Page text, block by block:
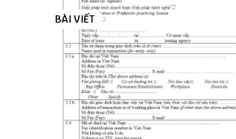
BÀI VIẾT